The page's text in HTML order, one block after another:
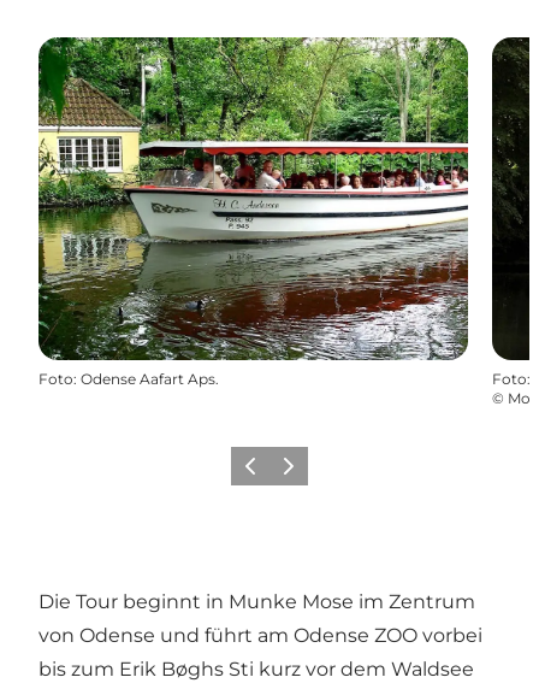
Foto: Odense Aafart Aps. Foto:
©
ZurückWeiter
Die Tour beginnt in Munke Mose im Zentrum
von Odense und führt am Odense ZOO vorbei
bis zum Erik Bøghs Sti kurz vor dem Waldsee